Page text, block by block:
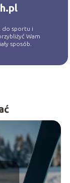
do sportu i
Wam
sposób.